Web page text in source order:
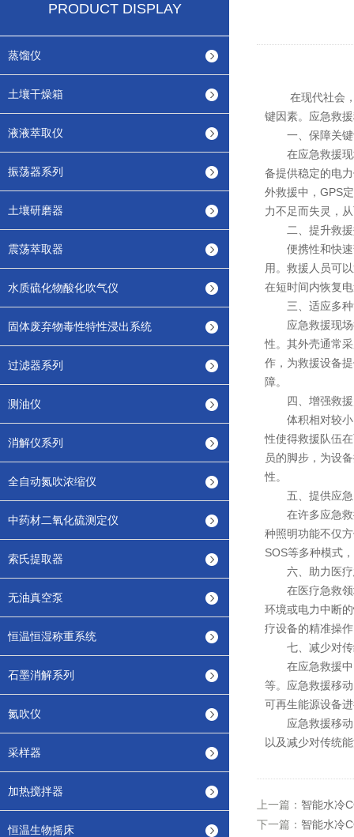
PRODUCT DISPLAY
蒸馏仪
土壤干燥箱
液液萃取仪
振荡器系列
土壤研磨器
震荡萃取器
水质硫化物酸化吹气仪
固体废弃物毒性特性浸出系统
过滤器系列
测油仪
消解仪系列
全自动氮吹浓缩仪
中药材二氧化硫测定仪
索氏提取器
无油真空泵
恒温恒湿称重系统
石墨消解系列
氮吹仪
采样器
加热搅拌器
恒温生物摇床
在现代社会，
键因素。应急救
一、保障关键
在应急救援现
备提供稳定的电
外救援中，GPS
力不足而失灵，
二、提升救援
便携性和快速
用。救援人员可
在短时间内恢复
三、适应多种
应急救援现场
性。其外壳通常
作，为救援设备
障。
四、增强救援
体积相对较小
性使得救援队伍
员的脚步，为设
性。
五、提供应急
在许多应急救
种照明功能不仅
SOS等多种模式
六、助力医疗
在医疗急救领
环境或电力中断
疗设备的精准操
七、减少对传
在应急救援中
等。应急救援移
可再生能源设备
应急救援移动
以及减少对传统
上一篇： 智能水冷
下一篇： 智能水冷